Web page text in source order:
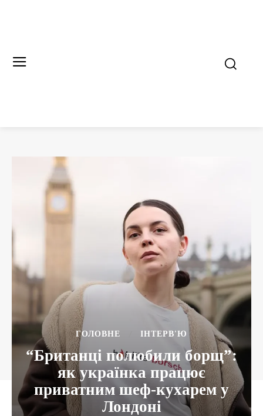
ГОЛОВНЕ ІНТЕРВ'Ю
“Британці полюбили борщ”:
як українка працює
приватним шеф-кухарем у
Лондоні